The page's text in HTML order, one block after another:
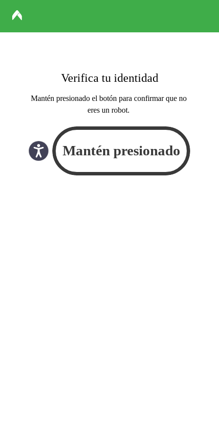
Verifica tu identidad
Mantén presionado el botón para confirmar que no
eres un robot.